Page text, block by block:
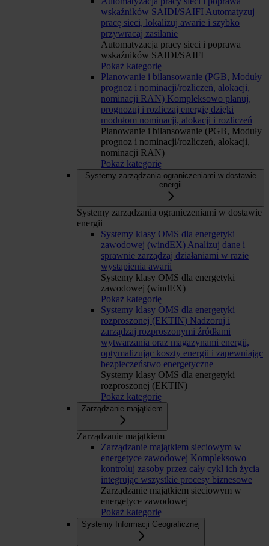
wskaźników SAIDI/SAIFI Automatyzuj
pracę sieci, lokalizuj awarie i szybko
przywracaj zasilanie
Automatyzacja pracy sieci i poprawa
wskaźników SAIDI/SAIFI
Pokaż kategorię
Planowanie i bilansowanie (PGB, Moduły
prognoz i nominacji/rozliczeń, alokacji,
nominacji RAN) Kompleksowo planuj,
prognozuj i rozliczaj energię dzięki
modułom nominacji, alokacji i rozliczeń
Planowanie i bilansowanie (PGB, Moduły
prognoz i nominacji/rozliczeń, alokacji,
nominacji RAN)
Pokaż kategorię
Systemy zarządzania ograniczeniami w dostawie
energii
Systemy zarządzania ograniczeniami w dostawie
energii
Systemy klasy OMS dla energetyki
zawodowej (windEX) Analizuj dane i
sprawnie zarządzaj działaniami w razie
wystąpienia awarii
Systemy klasy OMS dla energetyki
zawodowej (windEX)
Pokaż kategorię
Systemy klasy OMS dla energetyki
rozproszonej (EKTIN) Nadzoruj i
zarządzaj rozproszonymi źródłami
wytwarzania oraz magazynami energii,
optymalizując koszty energii i zapewniając
bezpieczeństwo energetyczne
Systemy klasy OMS dla energetyki
rozproszonej (EKTIN)
Pokaż kategorię
Zarządzanie majątkiem
Zarządzanie majątkiem
Zarządzanie majątkiem sieciowym w
energetyce zawodowej Kompleksowo
kontroluj zasoby przez cały cykl ich życia
integrując wszystkie procesy biznesowe
Zarządzanie majątkiem sieciowym w
energetyce zawodowej
Pokaż kategorię
Systemy Informacji Geograficznej